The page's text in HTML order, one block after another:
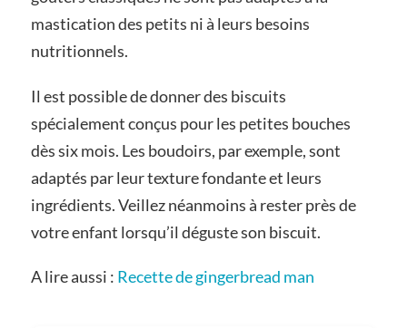
mastication des petits ni à leurs besoins
nutritionnels.
Il est possible de donner des biscuits
spécialement conçus pour les petites bouches
dès six mois. Les boudoirs, par exemple, sont
adaptés par leur texture fondante et leurs
ingrédients. Veillez néanmoins à rester près de
votre enfant lorsqu’il déguste son biscuit.
A lire aussi : Recette de gingerbread man